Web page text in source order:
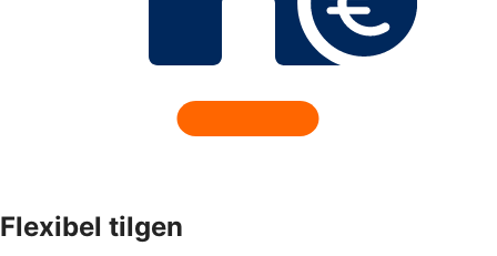
Flexibel tilgen